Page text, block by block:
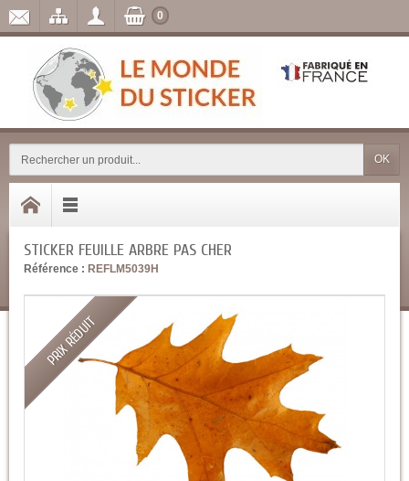
OK
0
STICKER FEUILLE ARBRE PAS CHER
Référence : REFLM5039H
PRIX RÉDUIT